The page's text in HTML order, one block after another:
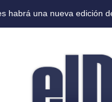
Pablo Echarri y Paola Krum